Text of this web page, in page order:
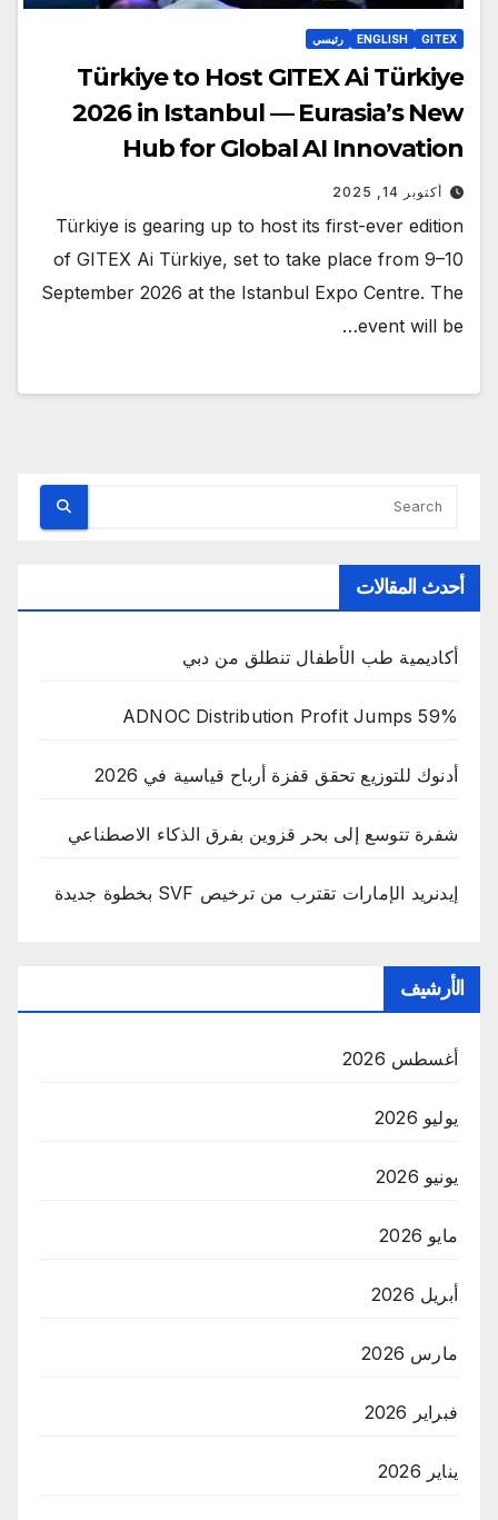
GITEX
ENGLISH رئيسي
Türkiye to Host GITEX Ai Türkiye
2026 in Istanbul — Eurasia’s New
Hub for Global AI Innovation
أكتوبر 14, 2025
Türkiye is gearing up to host its first-ever edition
of GITEX Ai Türkiye, set to take place from 9–10
September 2026 at the Istanbul Expo Centre. The
event will be…
أحدث المقالات
أكاديمية طب الأطفال تنطلق من دبي
ADNOC Distribution Profit Jumps 59%
أدنوك للتوزيع تحقق قفزة أرباح قياسية في 2026
شفرة تتوسع إلى بحر قزوين بفرق الذكاء الاصطناعي
إيدنريد الإمارات تقترب من ترخيص SVF بخطوة جديدة
الأرشيف
أغسطس 2026
يوليو 2026
يونيو 2026
مايو 2026
أبريل 2026
مارس 2026
فبراير 2026
يناير 2026